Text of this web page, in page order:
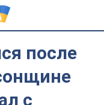
после
с